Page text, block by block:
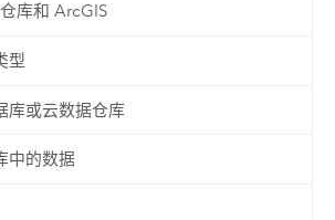
库和 ArcGIS
型
库或云数据仓库
中的数据